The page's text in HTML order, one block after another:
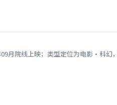
院线上映；类型定位为电影·科幻